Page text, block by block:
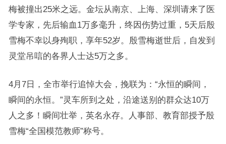
梅被撞出25米之远。金坛从南京、上海、深圳请来了医
学专家，先后输血1万多毫升，终因伤势过重，5天后殷
雪梅不幸以身殉职，享年52岁。殷雪梅逝世后，自发到
灵堂吊唁的各界人士达5万之多。
4月7日，全市举行追悼大会，挽联为：“永恒的瞬间，
瞬间的永恒。”灵车所到之处，沿途送别的群众达10万
人之多！瞬间壮举，英名永存。人事部、教育部授予殷
雪梅“全国模范教师”称号。